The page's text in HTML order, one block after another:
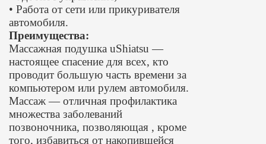
• Работа от сети или прикуривателя
автомобиля.
Преимущества:
Массажная подушка uShiatsu —
настоящее спасение для всех, кто
проводит большую часть времени за
компьютером или рулем автомобиля.
Массаж — отличная профилактика
множества заболеваний
позвоночника, позволяющая , кроме
того, избавиться от накопившейся